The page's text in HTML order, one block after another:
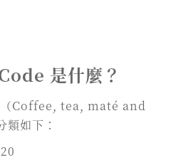
是什麼？
（Coffee, tea, maté and
如下：